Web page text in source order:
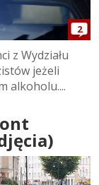
2
z Wydziału
jeżeli
alkoholu....